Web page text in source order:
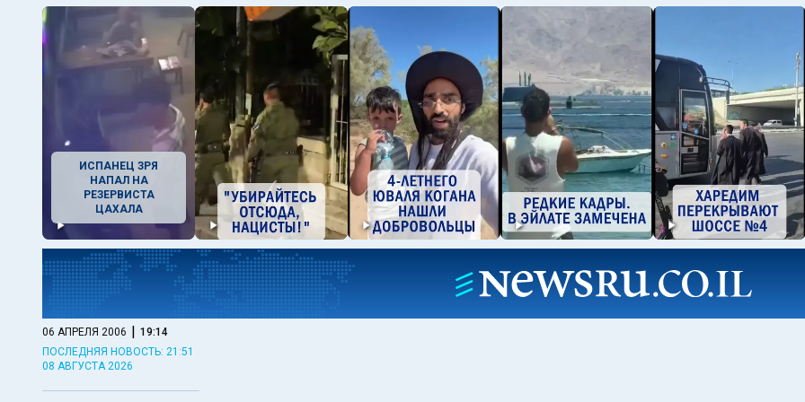
ИСПАНЕЦ ЗРЯ
НАПАЛ НА
РЕЗЕРВИСТА
ЦАХАЛА
06 АПРЕЛЯ 2006 | 19:14
ПОСЛЕДНЯЯ НОВОСТЬ: 21:51
08 АВГУСТА 2026